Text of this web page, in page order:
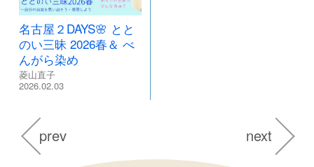
名古屋２DAYS🌸 とと
のい三昧 2026春＆ べ
んがら染め
菱山直子
2026.02.03
prev next